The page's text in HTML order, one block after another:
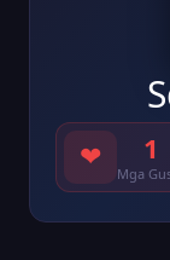
❤ 1
Mga